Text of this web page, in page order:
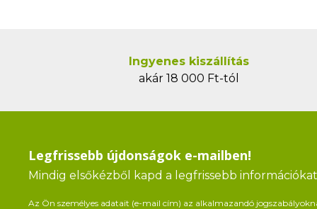
Ingyenes kiszállítás
akár 18 000 Ft-tól
Legfrissebb újdonságok e-mailben!
Mindig elsőkézből kapd a legfrissebb
Az Ön személyes adatait (e-mail cím) az alkalmazandó